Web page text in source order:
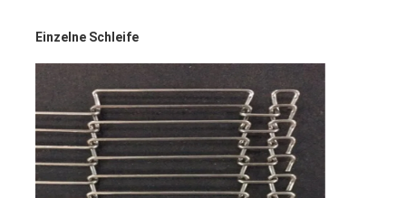
Einzelne Schleife